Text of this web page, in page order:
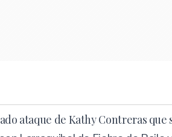
ataque de Kathy Contreras